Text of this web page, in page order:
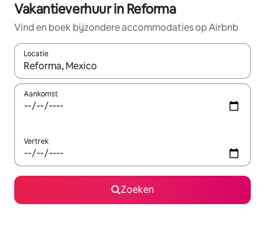
Vakantieverhuur in Reforma
Vind en boek bijzondere accommodaties op Airbnb
Locatie
Wanneer er suggesties beschikbaar zijn, maak je een keuze
Aankomst
Vertrek
Zoeken